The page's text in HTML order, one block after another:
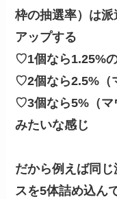
枠の抽選率）は
アップする
♡1個なら1.25%
♡2個なら2.5%（
♡3個なら5%（マ
みたいな感じ
だから例えば同
スを5体詰め込ん